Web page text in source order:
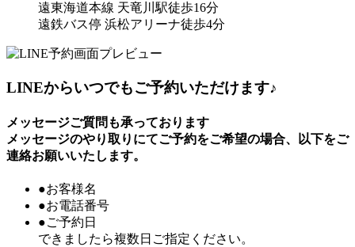
遠東海道本線 天竜川駅徒歩16分
遠鉄バス停 浜松アリーナ徒歩4分
LINEからいつでもご予約いただけます♪
メッセージご質問も承っております
メッセージのやり取りにてご予約をご希望の場合、以下をご
連絡お願いいたします。
●お客様名
●お電話番号
●ご予約日
できましたら複数日ご指定ください。